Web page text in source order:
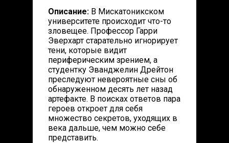
Описание: В Мискатоникском
университете происходит что-то
зловещее. Профессор Гарри
Эверхарт старательно игнорирует
тени, которые видит
периферическим зрением, а
студентку Эванджелин Дрейтон
преследуют невероятные сны об
обнаруженном десять лет назад
артефакте. В поисках ответов пара
героев откроет для себя
множество секретов, уходящих в
века дальше, чем можно себе
представить.